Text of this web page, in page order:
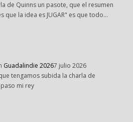
de Quinns un pasote, que el resumen
que la idea es JUGAR" es que todo…
Guadalindie 20267 julio 2026
tengamos subida la charla de
mi rey